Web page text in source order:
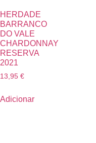
HERDADE
BARRANCO
DO VALE
CHARDONNAY
RESERVA
2021
13,95 €
Adicionar